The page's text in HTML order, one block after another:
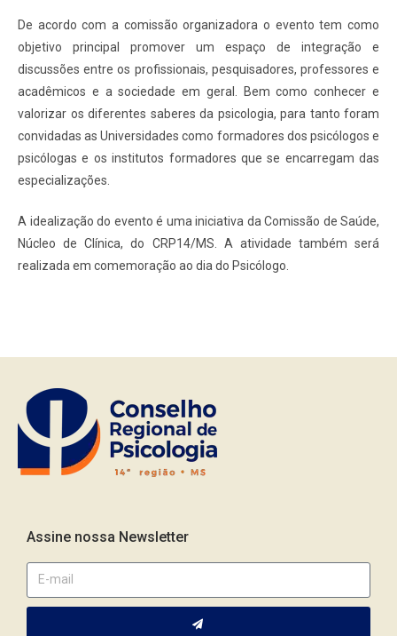
De acordo com a comissão organizadora o evento tem como
objetivo principal promover um espaço de integração e
discussões entre os profissionais, pesquisadores, professores e
acadêmicos e a sociedade em geral. Bem como conhecer e
valorizar os diferentes saberes da psicologia, para tanto foram
convidadas as Universidades como formadores dos psicólogos e
psicólogas e os institutos formadores que se encarregam das
especializações.
A idealização do evento é uma iniciativa da Comissão de Saúde,
Núcleo de Clínica, do CRP14/MS. A atividade também será
realizada em comemoração ao dia do Psicólogo.
Assine nossa Newsletter